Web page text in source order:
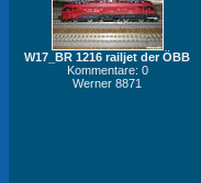
W17_BR 1216 railjet der ÖBB
Kommentare: 0
Werner 8871